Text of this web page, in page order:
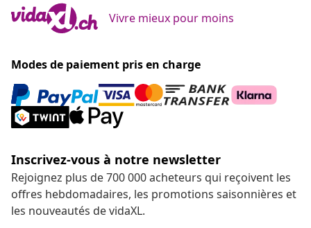
Vivre mieux pour moins
Modes de paiement pris en charge
Inscrivez-vous à notre newsletter
Rejoignez plus de 700 000 acheteurs qui reçoivent les
offres hebdomadaires, les promotions saisonnières et
les nouveautés de vidaXL.